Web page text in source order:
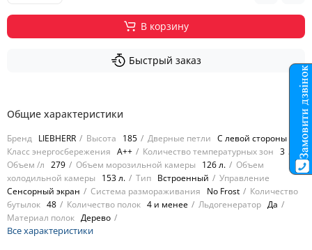
В корзину
Быстрый заказ
Общие характеристики
Бренд LIEBHERR Высота 185 Дверные петли С левой стороны
Класс энергосбережения A++ Количество температурных зон 3
Объем /л 279 Объем морозильной камеры 126 л.
Объем
холодильной камеры
153 л. Тип Встроенный
Управление
Сенсорный экран
Cистема размораживания No Frost
Количество
бутылок 48 Количество полок 4 и менее Льдогенератор Да
Материал полок Дерево
Все характеристики